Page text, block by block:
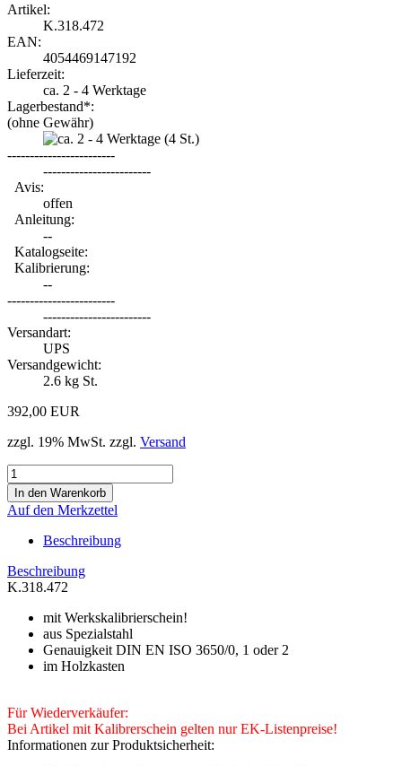
Artikel:
K.318.472
EAN:
4054469147192
Lieferzeit:
ca. 2 - 4 Werktage
Lagerbestand*:
(ohne Gewähr)
(4 St.)
------------------------
------------------------
Avis:
offen
Anleitung:
--
Katalogseite:
Kalibrierung:
--
------------------------
------------------------
Versandart:
UPS
Versandgewicht:
2.6 kg St.
392,00 EUR
zzgl. 19% MwSt. zzgl. Versand
Auf den Merkzettel
Beschreibung
Beschreibung
K.318.472
mit Werkskalibrierschein!
aus Spezialstahl
Genauigkeit DIN EN ISO 3650/0, 1 oder 2
im Holzkasten
Für Wiederverkäufer:
Bei Artikel mit Kalibrerschein gelten nur EK-Listenpreise!
Informationen zur Produktsicherheit: